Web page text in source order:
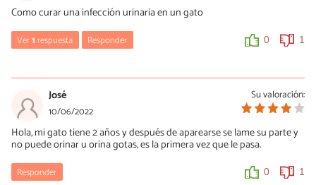
Como curar una infección urinaria en un gato
Ver1respuesta Responder 0 1
Hola, los tratamientos (y los diagnósticos) son competencia
exclusiva de los veterinarios. Un saludo.
Su valoración:
José
10/06/2022
Hola, mi gato tiene 2 años y después de aparearse se lame su parte y
no puede orinar u orina gotas, es la primera vez que le pasa.
Responder 0 1